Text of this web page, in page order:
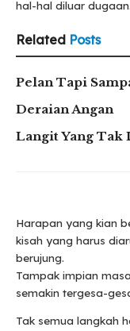
hal-hal diluar dugaan.
Related Posts
Pelan Tapi
Deraian Angan
Langit Yang Tak
Harapan yang kian
kisah yang harus
berujung.
Tampak impian
semakin tergesa-
Tak semua langkah